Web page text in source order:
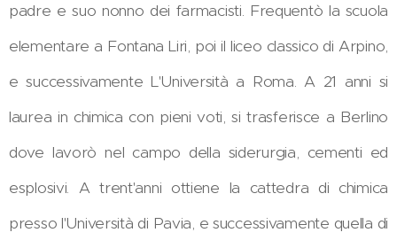
padre e suo nonno dei farmacisti. Frequentò la scuola
elementare a Fontana Liri, poi il liceo classico di Arpino,
e successivamente L'Università a Roma. A 21 anni si
laurea in chimica con pieni voti, si trasferisce a Berlino
dove lavorò nel campo della siderurgia, cementi ed
esplosivi. A trent'anni ottiene la cattedra di chimica
presso l'Università di Pavia, e successivamente quella di